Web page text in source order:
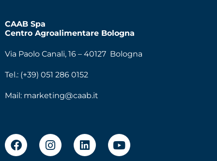
CAAB Spa
Centro Agroalimentare Bologna
Via Paolo Canali, 16 – 40127 Bologna
Tel.: (+39) 051 286 0152
Mail: marketing@caab.it